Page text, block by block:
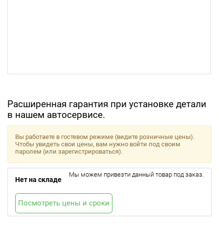
Расширенная гарантия при установке детали
в нашем автосервисе.
Вы работаете в гостевом режиме (видите розничные цены).
Чтобы увидеть свои цены, вам нужно войти под своим
паролем (или зарегистрироваться).
Нет на складе
Мы можем привезти данный товар под заказ.
Посмотреть цены и сроки